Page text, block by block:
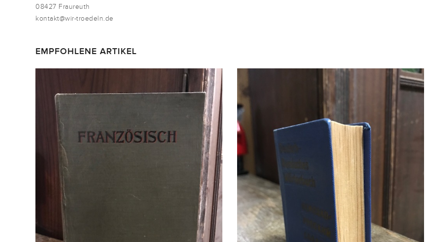
08427 Fraureuth
kontakt@wir-troedeln.de
EMPFOHLENE ARTIKEL